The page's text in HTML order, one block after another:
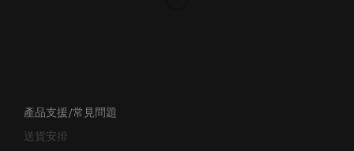
產品支援/常見問題
送貨安排